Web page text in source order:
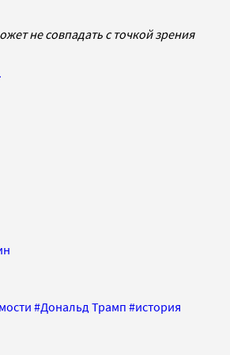
не совпадать с точкой зрения
#Дональд Трамп #история